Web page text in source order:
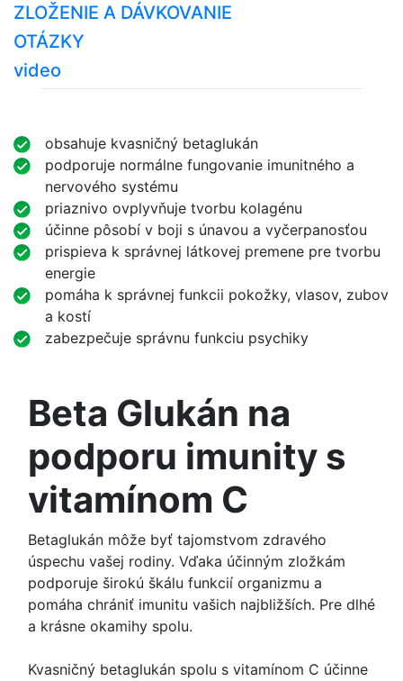
ZLOŽENIE A DÁVKOVANIE
OTÁZKY
video
obsahuje kvasničný betaglukán
podporuje normálne fungovanie imunitného a
nervového systému
priaznivo ovplyvňuje tvorbu kolagénu
účinne pôsobí v boji s únavou a vyčerpanosťou
prispieva k správnej látkovej premene pre tvorbu
energie
pomáha k správnej funkcii pokožky, vlasov, zubov
a kostí
zabezpečuje správnu funkciu psychiky
Beta Glukán na
podporu imunity s
vitamínom C
Betaglukán môže byť tajomstvom zdravého
úspechu vašej rodiny. Vďaka účinným zložkám
podporuje širokú škálu funkcií organizmu a
pomáha chrániť imunitu vašich najbližších. Pre dlhé
a krásne okamihy spolu.
Kvasničný betaglukán spolu s vitamínom C účinne